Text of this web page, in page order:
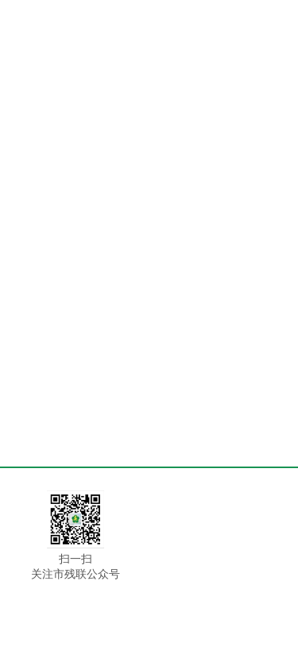
扫一扫
关注市残联公众号